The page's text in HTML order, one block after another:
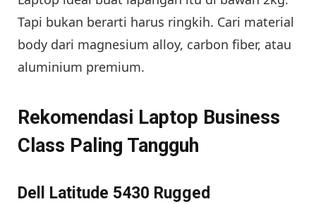
Tapi bukan berarti harus ringkih. Cari material
body dari magnesium alloy, carbon fiber, atau
aluminium premium.
Rekomendasi Laptop Business
Class Paling Tangguh
Dell Latitude 5430 Rugged